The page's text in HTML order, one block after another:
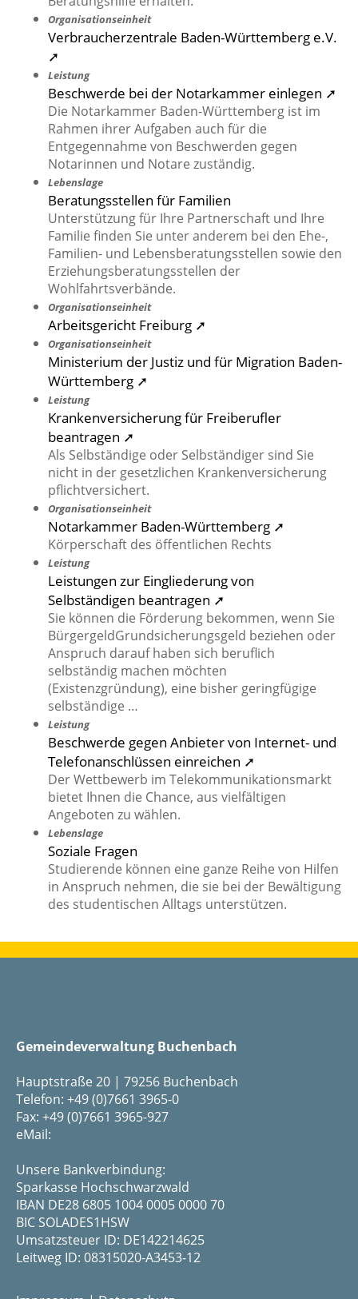
Organisationseinheit
Verbraucherzentrale Baden-Württemberg e.V.
➚
Leistung
Beschwerde bei der Notarkammer einlegen ➚
Die Notarkammer Baden-Württemberg ist im
Rahmen ihrer Aufgaben auch für die
Entgegennahme von Beschwerden gegen
Notarinnen und Notare zuständig.
Lebenslage
Beratungsstellen für Familien
Unterstützung für Ihre Partnerschaft und Ihre
Familie finden Sie unter anderem bei den Ehe-,
Familien- und Lebensberatungsstellen sowie den
Erziehungsberatungsstellen der
Wohlfahrtsverbände.
Organisationseinheit
Arbeitsgericht Freiburg ➚
Organisationseinheit
Ministerium der Justiz und für Migration Baden-
Württemberg ➚
Leistung
Krankenversicherung für Freiberufler
beantragen ➚
Als Selbständige oder Selbständiger sind Sie
nicht in der gesetzlichen Krankenversicherung
pflichtversichert.
Organisationseinheit
Notarkammer Baden-Württemberg ➚
Körperschaft des öffentlichen Rechts
Leistung
Leistungen zur Eingliederung von
Selbständigen beantragen ➚
Sie können die Förderung bekommen, wenn Sie
BürgergeldGrundsicherungsgeld beziehen oder
Anspruch darauf haben sich beruflich
selbständig machen möchten
(Existenzgründung), eine bisher geringfügige
selbständige …
Leistung
Beschwerde gegen Anbieter von Internet- und
Telefonanschlüssen einreichen ➚
Der Wettbewerb im Telekommunikationsmarkt
bietet Ihnen die Chance, aus vielfältigen
Angeboten zu wählen.
Lebenslage
Soziale Fragen
Studierende können eine ganze Reihe von Hilfen
in Anspruch nehmen, die sie bei der Bewältigung
des studentischen Alltags unterstützen.
Gemeindeverwaltung Buchenbach
Hauptstraße 20 | 79256 Buchenbach
Telefon: +49 (0)7661 3965-0
Fax: +49 (0)7661 3965-927
eMail:
Unsere Bankverbindung:
Sparkasse Hochschwarzwald
IBAN DE28 6805 1004 0005 0000 70
BIC SOLADES1HSW
Umsatzsteuer ID: DE142214625
Leitweg ID: 08315020-A3453-12